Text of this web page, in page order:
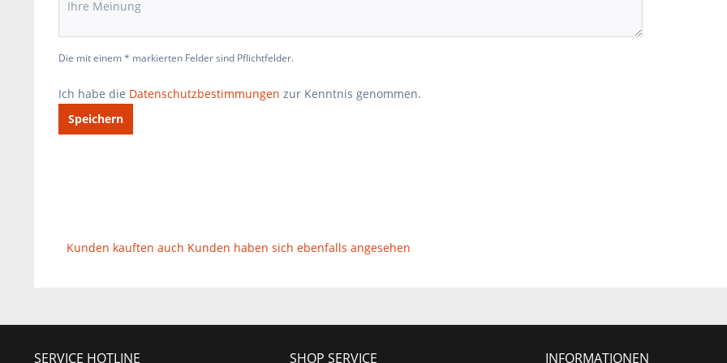
Die mit einem * markierten Felder sind Pflichtfelder.
Ich habe die Datenschutzbestimmungen zur Kenntnis genommen.
Speichern
Kunden kauften auch Kunden haben sich ebenfalls angesehen
SERVICE HOTLINE SHOP SERVICE INFORMATIONEN